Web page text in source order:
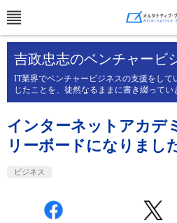
吉政忠志のベンチャービ
IT業界でベンチャービジネスの支援をし
じたことを、徒然なるままに書き綴ってい
インターネットアカデ
リーボードになりまし
ビジネス